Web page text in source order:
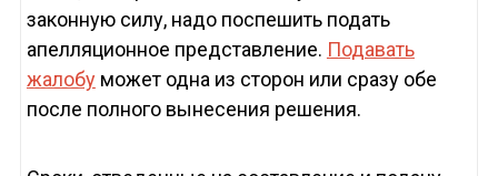
законную силу, надо поспешить подать
апелляционное представление. Подавать
жалобуможет одна из сторон или сразу обе
после полного вынесения решения.